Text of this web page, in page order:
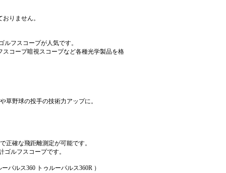
りません。
フスコープが人気です。
コープ暗視スコープなど各種光学製品を格
草野球の投手の技術力アップに。
正確な飛距離測定が可能です。
ルフスコープです。
パルス360 トゥルーパルス360R ）